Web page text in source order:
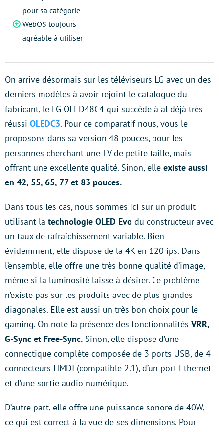
pour sa catégorie
WebOS toujours
agréable à utiliser
On arrive désormais sur les téléviseurs LG avec un des
derniers modèles à avoir rejoint le catalogue du
fabricant, le LG OLED48C4 qui succède à al déjà très
réussi OLEDC3. Pour ce comparatif nous, vous le
proposons dans sa version 48 pouces, pour les
personnes cherchant une TV de petite taille, mais
offrant une excellente qualité. Sinon, elle existe aussi
en 42, 55, 65, 77 et 83 pouces.
Dans tous les cas, nous sommes ici sur un produit
utilisant la technologie OLED Evo du constructeur avec
un taux de rafraîchissement variable. Bien
évidemment, elle dispose de la 4K en 120 ips. Dans
l’ensemble, elle offre une très bonne qualité d’image,
même si la luminosité laisse à désirer. Ce problème
n’existe pas sur les produits avec de plus grandes
diagonales. Elle est aussi un très bon choix pour le
gaming. On note la présence des fonctionnalités VRR,
G-Sync et Free-Sync. Sinon, elle dispose d’une
connectique complète composée de 3 ports USB, de 4
connecteurs HMDI (compatible 2.1), d’un port Ethernet
et d’une sortie audio numérique.
D’autre part, elle offre une puissance sonore de 40W,
ce qui est correct à la vue de ses dimensions. Pour